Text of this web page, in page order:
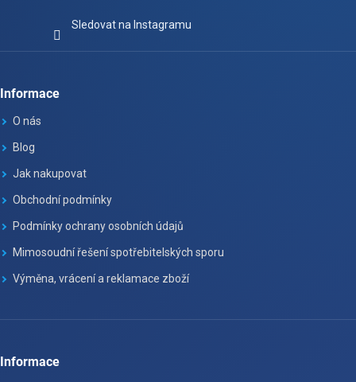
Sledovat na Instagramu
Informace
O nás
Blog
Jak nakupovat
Obchodní podmínky
Podmínky ochrany osobních údajů
Mimosoudní řešení spotřebitelských sporu
Výměna, vrácení a reklamace zboží
Informace